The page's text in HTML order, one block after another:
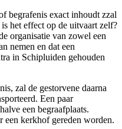
begrafenis exact inhoudt zzal
het effect op de uitvaart zelf?
organisatie van zowel een
nemen en dat een
in Schipluiden gehouden
zal de gestorvene daarna
Een paar
een begraafplaats.
een kerkhof gereden worden.